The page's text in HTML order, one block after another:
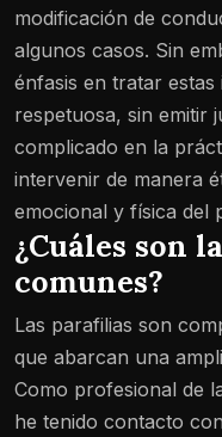
modificación de
algunos casos. Sin
énfasis en tratar
respetuosa, sin emitir
complicado en la
intervenir de manera
emocional y física del
¿Cuáles son
comunes?
Las parafilias son
que abarcan una
Como profesional de
he tenido contacto